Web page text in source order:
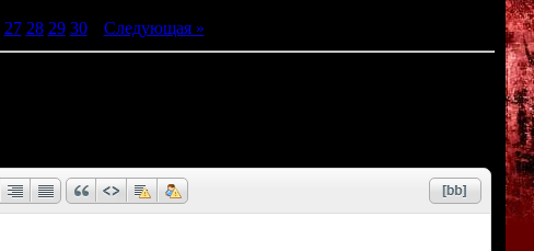
27 28 29 30| Следующая »